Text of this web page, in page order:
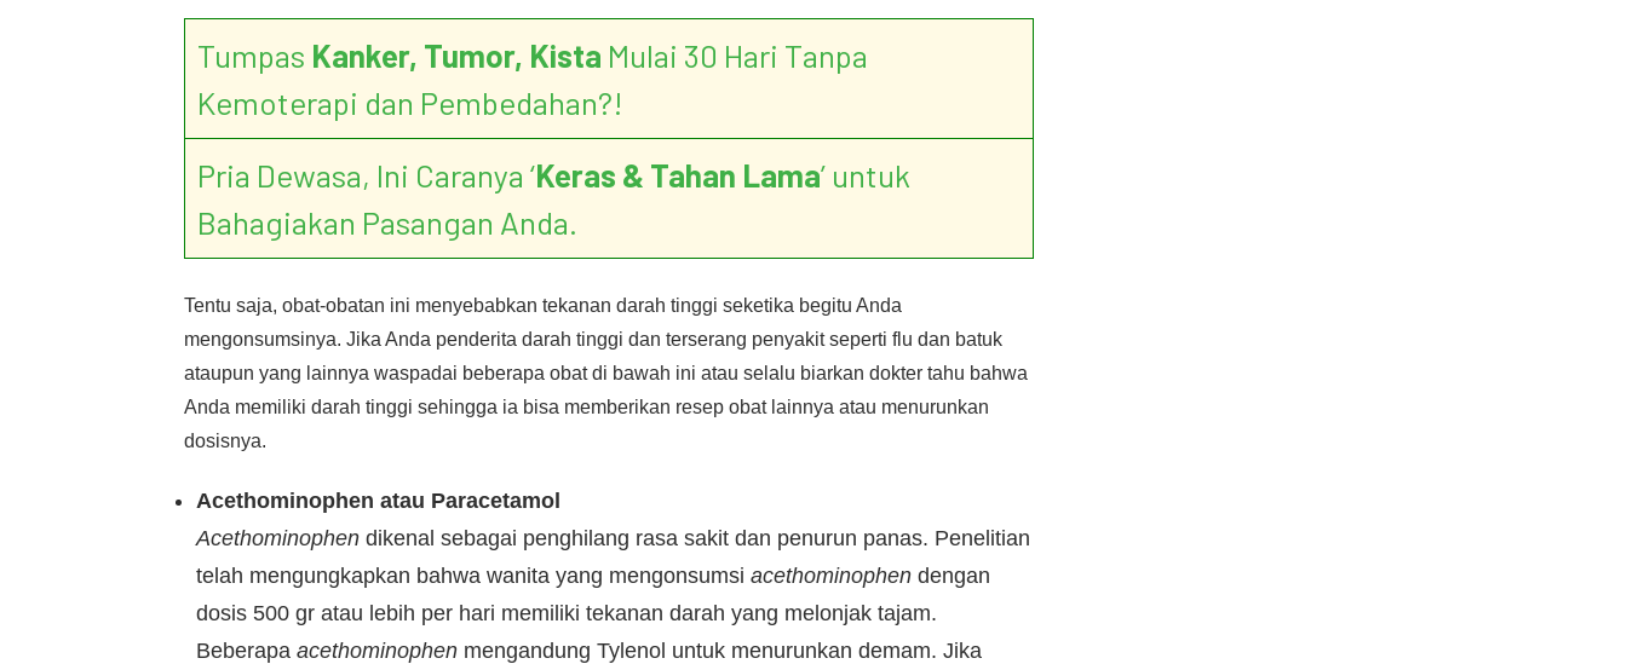
Tumpas Kanker, Tumor, Kista Mulai 30 Hari Tanpa
Kemoterapi dan Pembedahan?!
Pria Dewasa, Ini Caranya ‘Keras & Tahan Lama’ untuk
Bahagiakan Pasangan Anda.
Tentu saja, obat-obatan ini menyebabkan tekanan darah tinggi seketika begitu Anda
mengonsumsinya. Jika Anda penderita darah tinggi dan terserang penyakit seperti flu dan batuk
ataupun yang lainnya waspadai beberapa obat di bawah ini atau selalu biarkan dokter tahu bahwa
Anda memiliki darah tinggi sehingga ia bisa memberikan resep obat lainnya atau menurunkan
dosisnya.
Acethominophen atau Paracetamol
Acethominophen dikenal sebagai penghilang rasa sakit dan penurun panas. Penelitian
telah mengungkapkan bahwa wanita yang mengonsumsi acethominophen dengan
dosis 500 gr atau lebih per hari memiliki tekanan darah yang melonjak tajam.
Beberapa acethominophen mengandung Tylenol untuk menurunkan demam. Jika